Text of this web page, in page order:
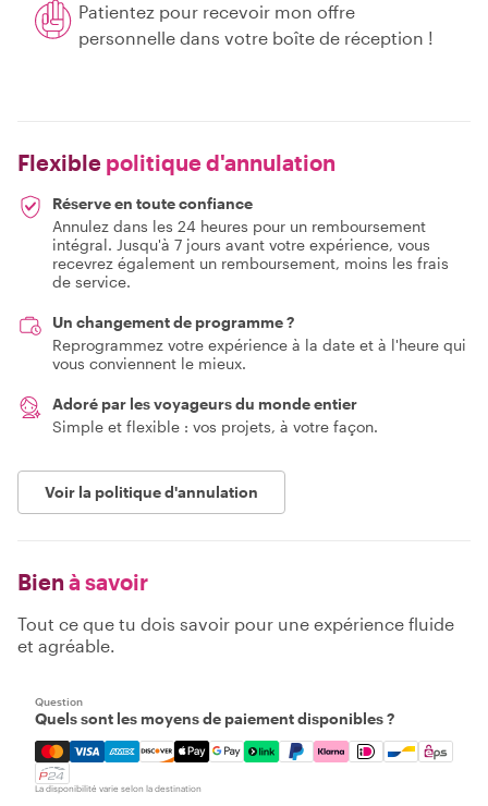
Patientez pour recevoir mon offre
personnelle dans votre boîte de réception !
Flexible politique d'annulation
Réserve en toute confiance
Annulez dans les 24 heures pour un remboursement
intégral. Jusqu'à 7 jours avant votre expérience, vous
recevrez également un remboursement, moins les frais
de service.
Un changement de programme ?
Reprogrammez votre expérience à la date et à l'heure qui
vous conviennent le mieux.
Adoré par les voyageurs du monde entier
Simple et flexible : vos projets, à votre façon.
Voir la politique d'annulation
Bien à savoir
Tout ce que tu dois savoir pour une expérience fluide
et agréable.
Question
Quels sont les moyens de paiement disponibles ?
Mastercard, Visa, Amex, Discover, Apple Pay, Google
La disponibilité varie selon la destination